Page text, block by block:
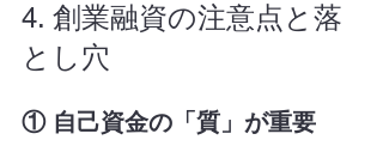
4. 創業融資の注意点と落
とし穴
① 自己資金の「質」が重要